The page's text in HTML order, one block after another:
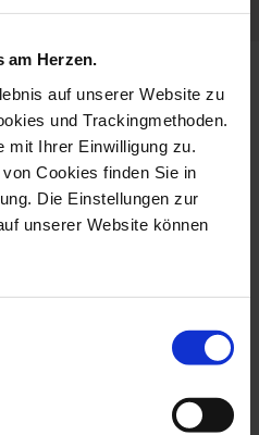
am Herzen.
auf unserer Website zu
und Trackingmethoden.
Ihrer Einwilligung zu.
Cookies finden Sie in
Die Einstellungen zur
unserer Website können
from the
collection
Coffee Cup & Saucer,